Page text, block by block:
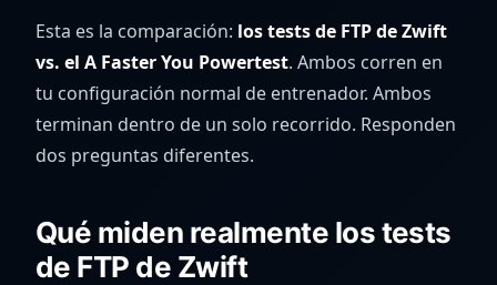
Esta es la comparación: los tests de FTP de Zwift
vs. el A Faster You Powertest. Ambos corren en
tu configuración normal de entrenador. Ambos
terminan dentro de un solo recorrido. Responden
dos preguntas diferentes.
Qué miden realmente los tests
de FTP de Zwift